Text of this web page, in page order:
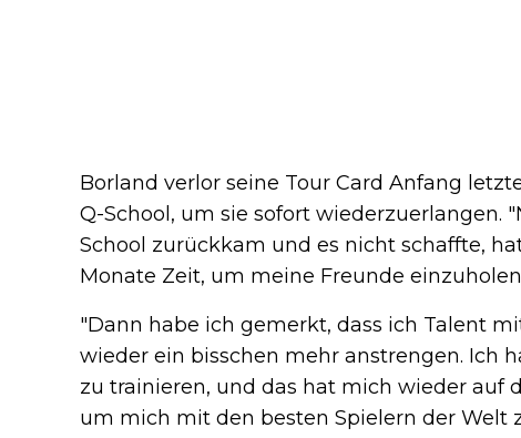
Borland verlor seine Tour Card Anfang
Q-School, um sie sofort wiederzuerlangen.
School zurückkam und es nicht schaffte,
Monate Zeit, um meine Freunde
"Dann habe ich gemerkt, dass ich Talent
wieder ein bisschen mehr anstrengen. Ich
zu trainieren, und das hat mich wieder auf
um mich mit den besten Spielern der Welt